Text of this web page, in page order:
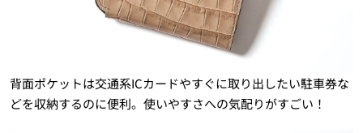
背面ポケットは交通系ICカードやすぐに取り出したい駐車券な
どを収納するのに便利。使いやすさへの気配りがすごい！